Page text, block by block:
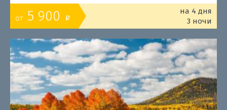
от 5 900 o
на 4 дня
3 ночи